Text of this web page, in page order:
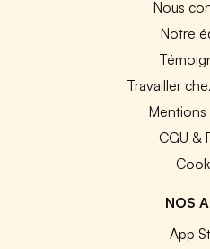
Nous
Notre
Travailler
Mentions
CGU &
NOS
App